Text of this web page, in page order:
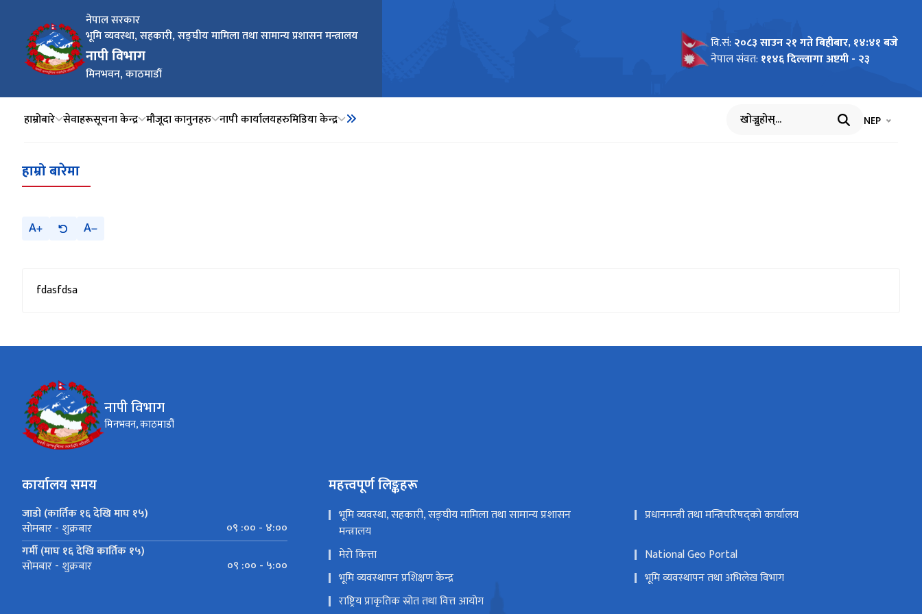
नेपाल सरकार
भूमि व्यवस्था, सहकारी, सङ्घीय मामिला तथा सामान्य प्रशासन मन्त्रालय
नापी विभाग
मिनभवन, काठमाडौं
वि.सं: २०८३ साउन २१ गते बिहीबार, १४:४१ बजे
नेपाल संवत: ११४६ दिल्लागा अष्टमी - २३
हाम्रोबारे सेवाहरूसूचना केन्द्र मौजूदा कानुनहरु नापी कार्यालयहरुमिडिया केन्द्र खोज्नुहोस् भाषा चयन
NEP
हाम्रो बारेमा
A A
fdasfdsa
नापी विभाग
मिनभवन, काठमाडौं
कार्यालय समय
जाडो (कार्तिक १६ देखि माघ १५)
सोमबार - शुक्रबार
०९ :०० - ४:००
गर्मी (माघ १६ देखि कार्तिक १५)
सोमबार - शुक्रबार ०९ :०० - ५:००
महत्त्वपूर्ण लिङ्कहरू
भूमि व्यवस्था, सहकारी, सङ्घीय मामिला तथा सामान्य प्रशासन
मन्त्रालय
प्रधानमन्त्री तथा मन्त्रिपरिषद्को कार्यालय
मेरो कित्ता
National Geo Portal
भूमि व्यवस्थापन प्रशिक्षण केन्द्र
भूमि व्यवस्थापन तथा अभिलेख विभाग
राष्ट्रिय प्राकृतिक स्रोत तथा वित्त आयोग